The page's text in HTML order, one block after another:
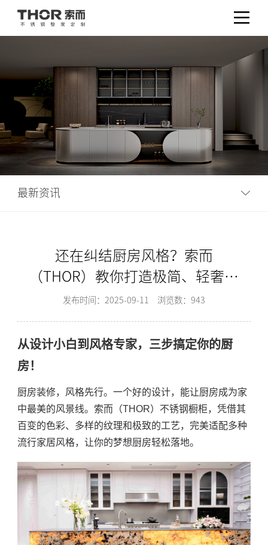
最新资讯
还在纠结厨房风格？索而
（THOR）教你打造极简、轻奢、
现代风！-索而THOR
发布时间：2025-09-11 浏览数：943
从设计小白到风格专家，三步搞定你的厨
房！
厨房装修，风格先行。一个好的设计，能让厨房成为家
中最美的风景线。索而（THOR）不锈钢橱柜，凭借其
百变的色彩、多样的纹理和极致的工艺，完美适配多种
流行家居风格，让你的梦想厨房轻松落地。